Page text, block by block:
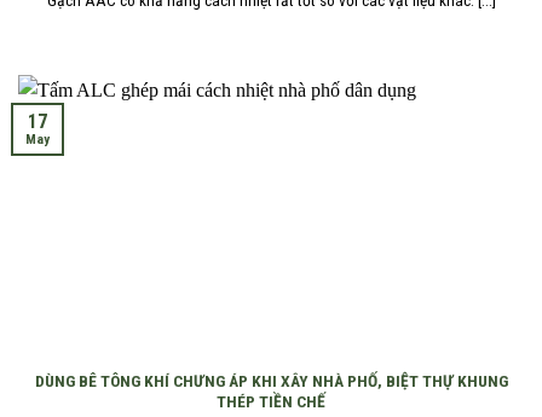
DÙNG BÊ TÔNG KHÍ CHƯNG ÁP KHI XÂY NHÀ PHỐ, BIỆT THỰ KHUNG
THÉP TIỀN CHẾ
17
May